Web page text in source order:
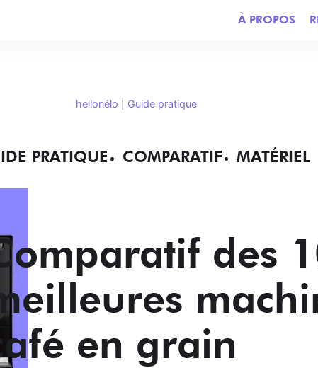
À PROPOS
hellonélo Guide pratique
PRATIQUE COMPARATIF MATÉRIEL
des
en grain